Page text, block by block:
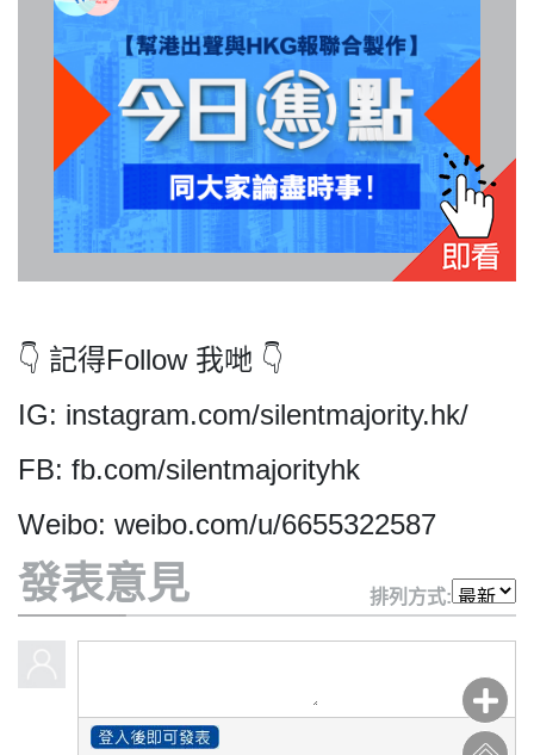
登記支持
聯絡我們
私
隱
政
及
責
聲
明
©
2018
Silent
👇 記得Follow 我哋 👇
IG: instagram.com/silentmajority.hk/
FB: fb.com/silentmajorityhk
Weibo: weibo.com/u/6655322587
發表意見 排列方式: